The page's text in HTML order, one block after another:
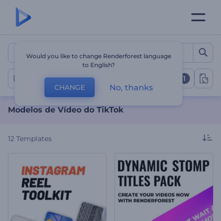
Modelos de Vídeo do
Vídeos do Tiktok 1
Modelos de Vídeo do TikTok
12 Templates
Would you like to change Renderforest language
to English?
CHANGE No, thanks